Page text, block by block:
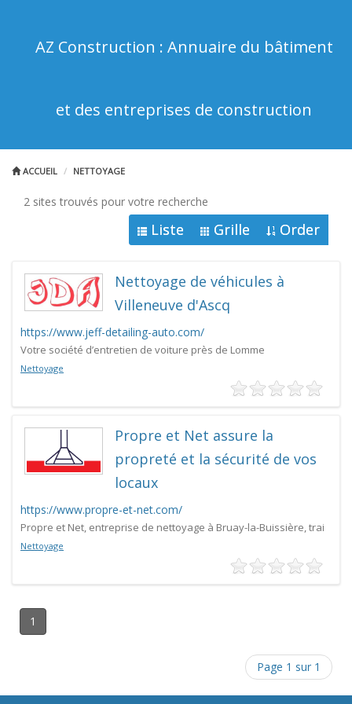
AZ Construction : Annuaire du bâtiment
et des entreprises de construction
ACCUEIL NETTOYAGE
2 sites trouvés pour votre recherche
Liste Grille Order
Nettoyage de véhicules à
Villeneuve d'Ascq
https://www.jeff-detailing-auto.com/
Votre société d’entretien de voiture près de Lomme
Nettoyage
Propre et Net assure la
propreté et la sécurité de vos
locaux
https://www.propre-et-net.com/
Propre et Net, entreprise de nettoyage à Bruay-la-Buissière, trai
Nettoyage
1
Page 1 sur 1